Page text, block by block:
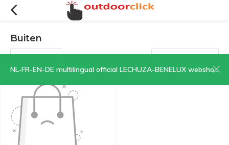
NL-FR-EN-DE multilingual official LECHUZA-BENELUX webshop | CLICK HERE NOW!
Buiten
Filtres Trier par: